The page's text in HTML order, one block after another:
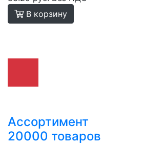
В корзину
Ассортимент
20000 товаров